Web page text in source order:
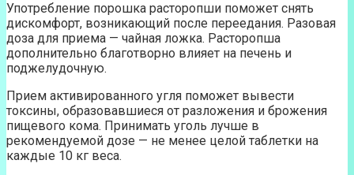
Употребление порошка расторопши поможет снять
дискомфорт, возникающий после переедания. Разовая
доза для приема — чайная ложка. Расторопша
дополнительно благотворно влияет на печень и
поджелудочную.
Прием активированного угля поможет вывести
токсины, образовавшиеся от разложения и брожения
пищевого кома. Принимать уголь лучше в
рекомендуемой дозе — не менее целой таблетки на
каждые 10 кг веса.